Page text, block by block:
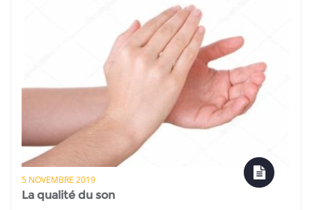
5 NOVEMBRE 2019
La qualité du son